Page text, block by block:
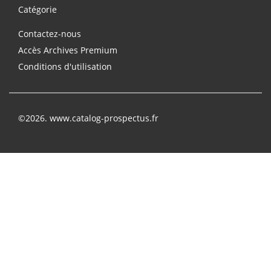
Catégorie
Contactez-nous
Accès Archives Premium
Conditions d'utilisation
©2026. www.catalog-prospectus.fr